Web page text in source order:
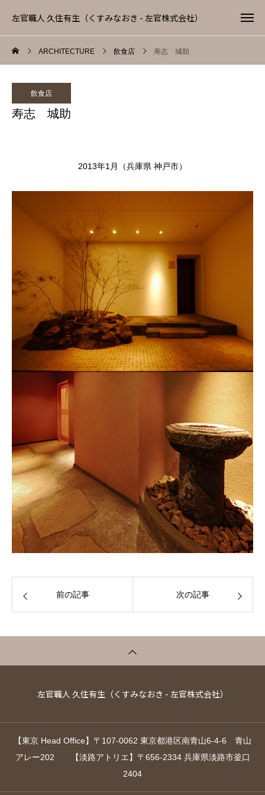
左官職人 久住有生（くすみなおき - 左官株式会社）
ARCHITECTURE 飲食店 寿志 城助
飲食店
寿志 城助
2013年1月（兵庫県 神戸市）
前の記事 次の記事
左官職人 久住有生（くすみなおき - 左官株式会社）
【東京 Head Office】〒107-0062 東京都港区南青山6-4-6 青山
アレー202 【淡路アトリエ】〒656-2334 兵庫県淡路市釜口
2404